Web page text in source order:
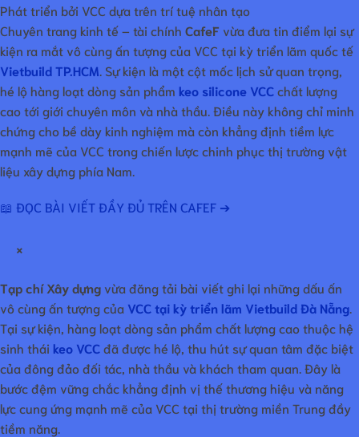
Phát triển bởi VCC dựa trên trí tuệ nhân tạo
Chuyên trang kinh tế – tài chính CafeFvừa đưa tin điểm lại sự
kiện ra mắt vô cùng ấn tượng của VCC tại kỳ triển lãm quốc tế
Vietbuild TP.HCM . Sự kiện là một cột mốc lịch sử quan trọng,
hé lộ hàng loạt dòng sản phẩm keo silicone VCC chất lượng
cao tới giới chuyên môn và nhà thầu. Điều này không chỉ minh
chứng cho bề dày kinh nghiệm mà còn khẳng định tiềm lực
mạnh mẽ của VCC trong chiến lược chinh phục thị trường vật
liệu xây dựng phía Nam.
📖 ĐỌC BÀI VIẾT ĐẦY ĐỦ TRÊN CAFEF ➔
×
Tạp chí Xây dựngvừa đăng tải bài viết ghi lại những dấu ấn
vô cùng ấn tượng của VCC tại kỳ triển lãm Vietbuild Đà Nẵng
Tại sự kiện, hàng loạt dòng sản phẩm chất lượng cao thuộc hệ
sinh thái keo VCC đã được hé lộ, thu hút sự quan tâm đặc biệt
của đông đảo đối tác, nhà thầu và khách tham quan. Đây là
bước đệm vững chắc khẳng định vị thế thương hiệu và năng
lực cung ứng mạnh mẽ của VCC tại thị trường miền Trung đầy
tiềm năng.